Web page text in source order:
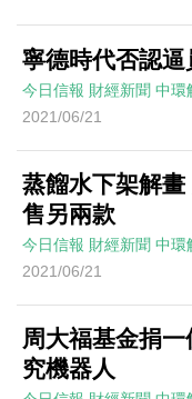
寧德時代否認逼
今日信報 財經新聞 中環
2021/06/21
蒸餾水下架解
售另兩款
今日信報 財經新聞 中環
2021/06/21
周大福基金捐
究機器人